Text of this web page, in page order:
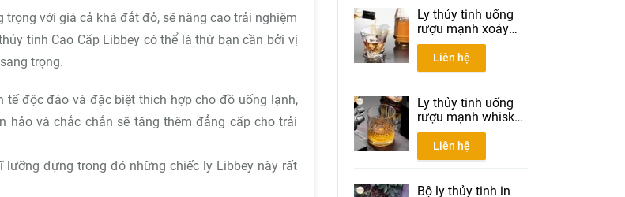
với giá cả khá đắt đỏ, sẽ nâng cao trải nghiệm
tinh Cao Cấp Libbey có thể là thứ bạn cần bởi vị
trọng.
độc đáo và đặc biệt thích hợp cho đồ uống lạnh,
hảo và chắc chắn sẽ tăng thêm đẳng cấp cho trải
đựng trong đó những chiếc ly Libbey này rất
Ly thủy tinh uống
rượu mạnh xoáy
300ml
Liên hệ
Ly thủy tinh uống
rượu mạnh whisky
300ml
Liên hệ
Bộ ly thủy tinh in